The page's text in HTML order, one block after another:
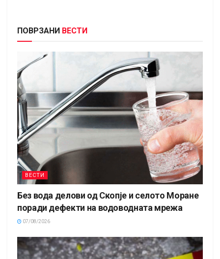
ПОВРЗАНИ ВЕСТИ
ВЕСТИ
Без вода делови од Скопје и селото Моране
поради дефекти на водоводната мрежа
07/08/2026